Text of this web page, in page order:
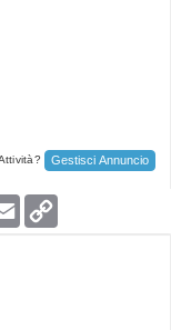
Gestisci Annuncio
Email